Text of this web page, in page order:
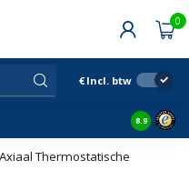
0
€ Incl. btw
8.9
Thermostatische